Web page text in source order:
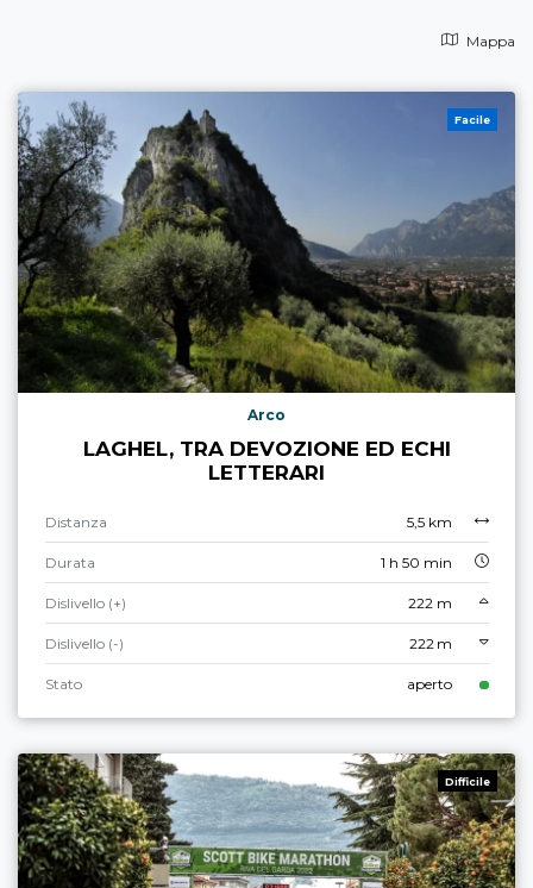
Mappa
Facile
Arco
LAGHEL, TRA DEVOZIONE ED ECHI
LETTERARI
Distanza 5,5 km
Durata 1 h 50 min
Dislivello (+) 222 m
Dislivello (-) 222 m
Stato aperto
Difficile